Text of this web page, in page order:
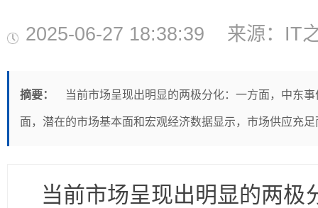
2025-06-27 18:38:39 来源：
摘要： 当前市场呈现出明显的两极分化：一方面，中东
面，潜在的市场基本面和宏观经济数据显示，市场供应充
当前市场呈现出明显的两极